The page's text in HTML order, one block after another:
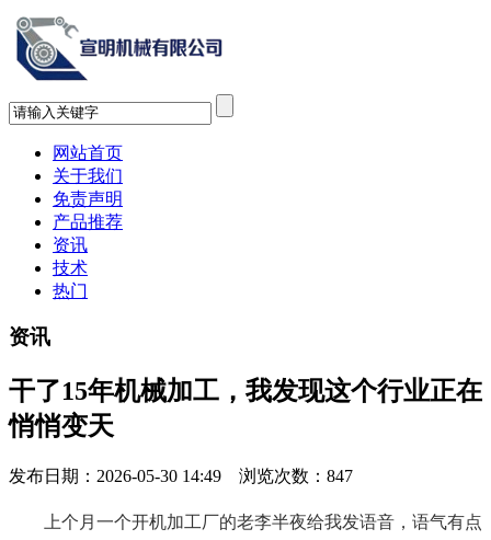
网站首页
关于我们
免责声明
产品推荐
资讯
技术
热门
资讯
干了15年机械加工，我发现这个行业正在
悄悄变天
发布日期：2026-05-30 14:49 浏览次数： 847
上个月一个开机加工厂的老李半夜给我发语音，语气有点